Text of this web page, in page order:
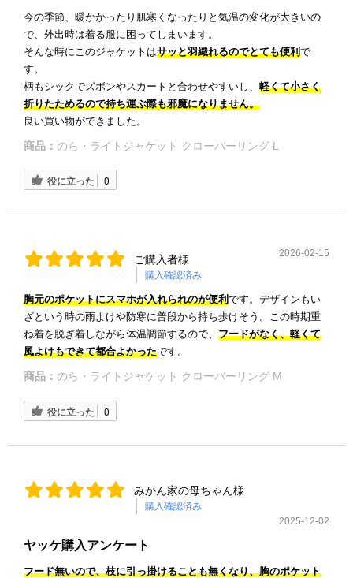
今の季節、暖かかったり肌寒くなったりと気温の変化が大きいの
で、外出時は着る服に困ってしまいます。
そんな時にこのジャケットはサッと羽織れるのでとても便利で
す。
柄もシックでズボンやスカートと合わせやすいし、 軽くて小さく
折りたためるので持ち運ぶ際も邪魔になりません。
良い買い物ができました。
商品： のら・ライトジャケット クローバーリング L
役に立った 0
ご購入者様
購入確認済み
2026-02-15
胸元のポケットにスマホが入れられのが便利です。デザインもい
ざという時の雨よけや防寒に普段から持ち歩けそう。この時期重
ね着を脱ぎ着しながら体温調節するので、 フードがなく、軽くて
風よけもできて都合よかったです。
商品： のら・ライトジャケット クローバーリング M
役に立った 0
みかん家の母ちゃん様
購入確認済み
2025-12-02
ヤッケ購入アンケート
フード無いので、枝に引っ掛けることも無くなり、胸のポケット